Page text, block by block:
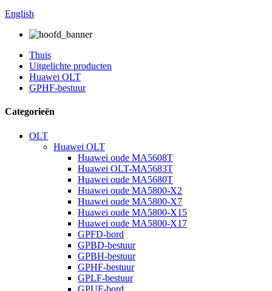
English
Thuis
Uitgelichte producten
Huawei OLT
GPHF-bestuur
Categorieën
OLT
Huawei OLT
Huawei oude MA5608T
Huawei OLT-MA5683T
Huawei oude MA5680T
Huawei oude MA5800-X2
Huawei oude MA5800-X7
Huawei oude MA5800-X15
Huawei oude MA5800-X17
GPFD-bord
GPBD-bestuur
GPBH-bestuur
GPHF-bestuur
GPLF-bestuur
GPUF-bord